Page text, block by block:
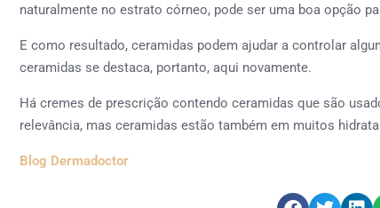
naturalmente no estrato córneo, pode ser uma boa opção
E como resultado, ceramidas podem ajudar a controlar
ceramidas se destaca, portanto, aqui novamente.
Há cremes de prescrição contendo ceramidas que são
relevância, mas ceramidas estão também em muitos
Blog Dermadoctor